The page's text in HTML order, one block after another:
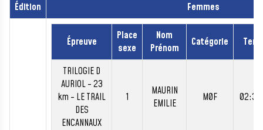
Édition Femmes
Épreuve
Place
sexe
Nom
Prénom
Catégorie
TRILOGIE D
AURIOL - 23
km - LE TRAIL
DES
ENCANNAUX
1
MAURIN
EMILIE
M0F